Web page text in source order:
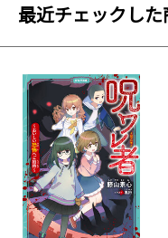
最近チェックした